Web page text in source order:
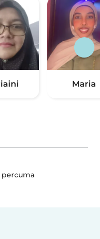
Maria
percuma